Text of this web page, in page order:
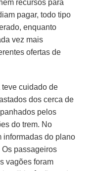
recursos para
pagar, todo tipo
enquanto
vez mais
ofertas de
cuidado de
dos cerca de
pelos
do trem. No
informadas do plano
passageiros
vagões foram